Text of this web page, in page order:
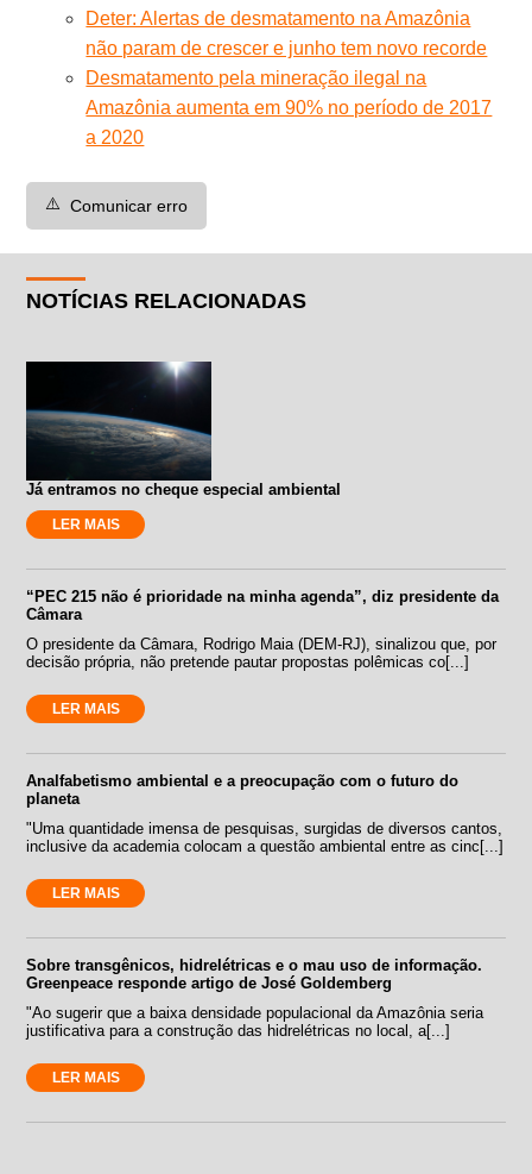
Deter: Alertas de desmatamento na Amazônia
não param de crescer e junho tem novo recorde
Desmatamento pela mineração ilegal na
Amazônia aumenta em 90% no período de 2017
a 2020
⚠️ Comunicar erro
NOTÍCIAS RELACIONADAS
Já entramos no cheque especial ambiental
LER MAIS
“PEC 215 não é prioridade na minha agenda”, diz presidente da
Câmara
O presidente da Câmara, Rodrigo Maia (DEM-RJ), sinalizou que, por
decisão própria, não pretende pautar propostas polêmicas co[...]
LER MAIS
Analfabetismo ambiental e a preocupação com o futuro do
planeta
"Uma quantidade imensa de pesquisas, surgidas de diversos cantos,
inclusive da academia colocam a questão ambiental entre as cinc[...]
LER MAIS
Sobre transgênicos, hidrelétricas e o mau uso de informação.
Greenpeace responde artigo de José Goldemberg
"Ao sugerir que a baixa densidade populacional da Amazônia seria
justificativa para a construção das hidrelétricas no local, a[...]
LER MAIS